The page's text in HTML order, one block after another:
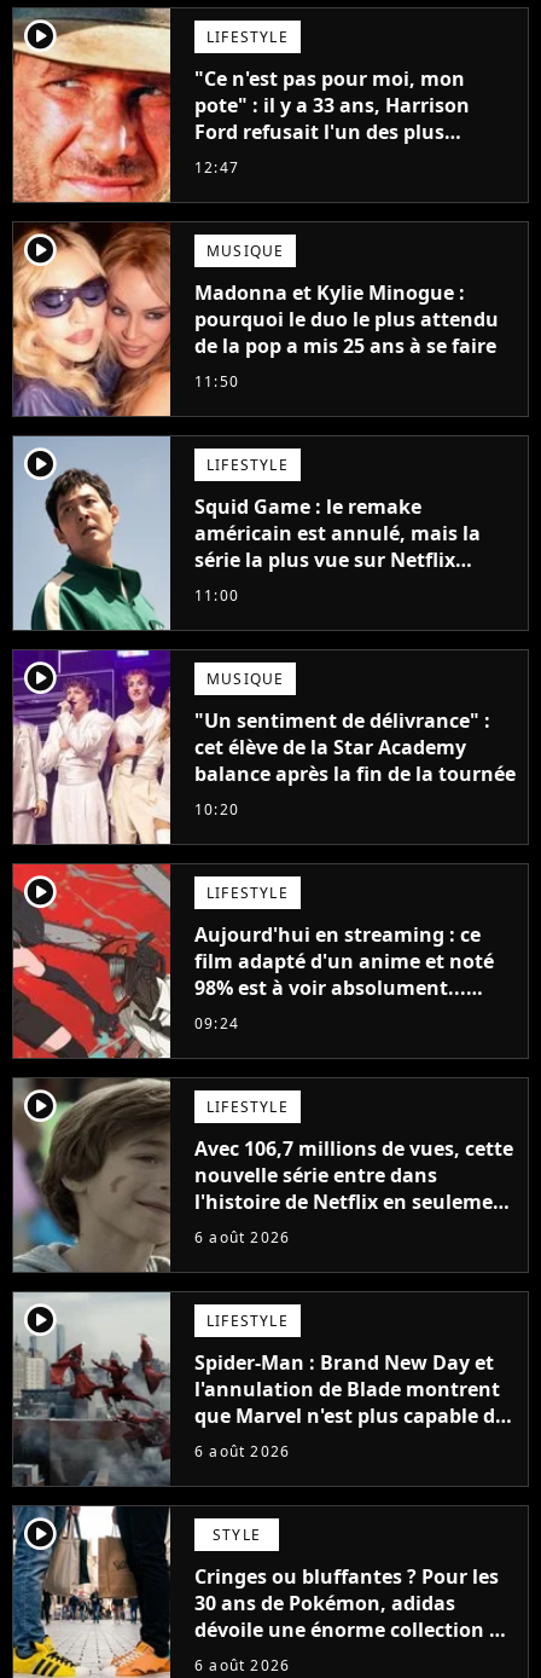
player2 LIFESTYLE
"Ce n'est pas pour moi, mon
pote" : il y a 33 ans, Harrison
Ford refusait l'un des plus
grands succès de tous les temps
12:47
player2 MUSIQUE
Madonna et Kylie Minogue :
pourquoi le duo le plus attendu
de la pop a mis 25 ans à se faire
11:50
player2 LIFESTYLE
Squid Game : le remake
américain est annulé, mais la
série la plus vue sur Netflix
pourrait avoir une version
11:00
player2 MUSIQUE
"Un sentiment de délivrance" :
cet élève de la Star Academy
balance après la fin de la tournée
10:20
player2 LIFESTYLE
Aujourd'hui en streaming : ce
film adapté d'un anime et noté
98% est à voir absolument...
sinon vous ne comprendrez plus
09:24
player2 LIFESTYLE
Avec 106,7 millions de vues, cette
nouvelle série entre dans
l'histoire de Netflix en seulement
48 jours
6 août 2026
player2 LIFESTYLE
Spider-Man : Brand New Day et
l'annulation de Blade montrent
que Marvel n'est plus capable de
faire quoi que ce soit de simple
6 août 2026
player2 STYLE
Cringes ou bluffantes ? Pour les
30 ans de Pokémon, adidas
dévoile une énorme collection de
sneakers et je ne sais pas quoi en
6 août 2026